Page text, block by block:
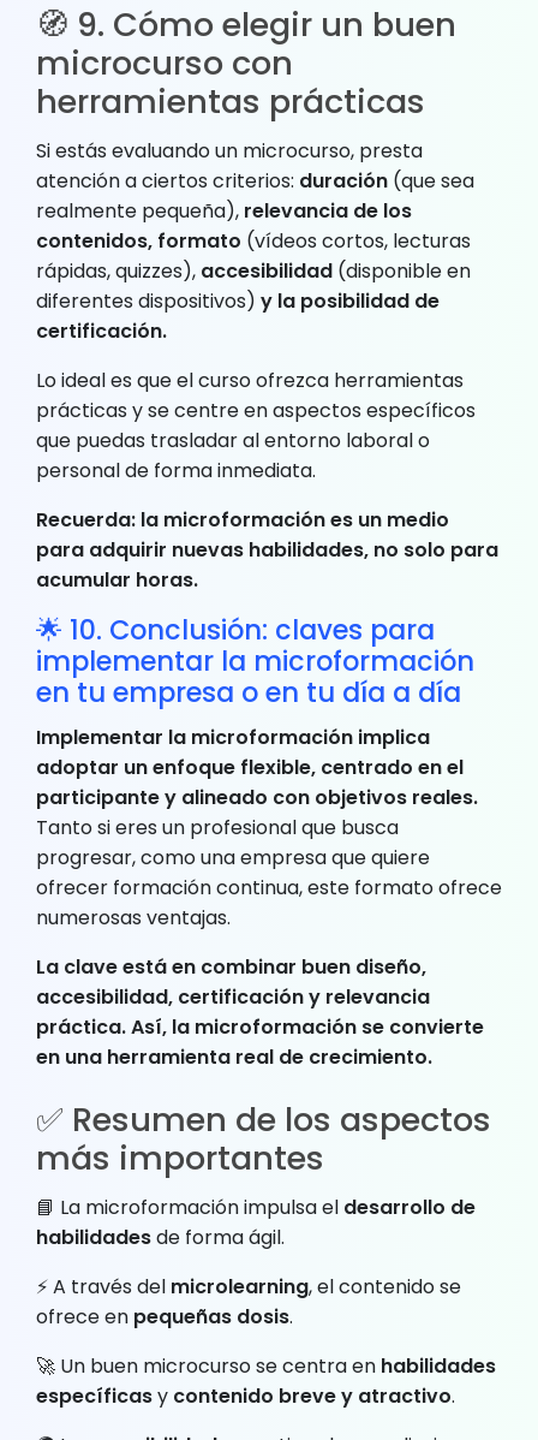
🧭 9. Cómo elegir un buen
microcurso con
herramientas prácticas
Si estás evaluando un microcurso, presta
atención a ciertos criterios: duración (que sea
realmente pequeña), relevancia de los
contenidos, formato (vídeos cortos, lecturas
rápidas, quizzes), accesibilidad (disponible en
diferentes dispositivos) y la posibilidad de
certificación.
Lo ideal es que el curso ofrezca herramientas
prácticas y se centre en aspectos específicos
que puedas trasladar al entorno laboral o
personal de forma inmediata.
Recuerda: la microformación es un medio
para adquirir nuevas habilidades, no solo para
acumular horas.
🌟 10. Conclusión: claves para
implementar la microformación
en tu empresa o en tu día a día
Implementar la microformación implica
adoptar un enfoque flexible, centrado en el
participante y alineado con objetivos reales.
Tanto si eres un profesional que busca
progresar, como una empresa que quiere
ofrecer formación continua, este formato ofrece
numerosas ventajas.
La clave está en combinar buen diseño,
accesibilidad, certificación y relevancia
práctica. Así, la microformación se convierte
en una herramienta real de crecimiento.
✅ Resumen de los aspectos
más importantes
📘 La microformación impulsa el desarrollo de
habilidadesde forma ágil.
⚡ A través del microlearning, el contenido se
ofrece en pequeñas dosis.
🚀 Un buen microcurso se centra en habilidades
específicasy contenido breve y atractivo.